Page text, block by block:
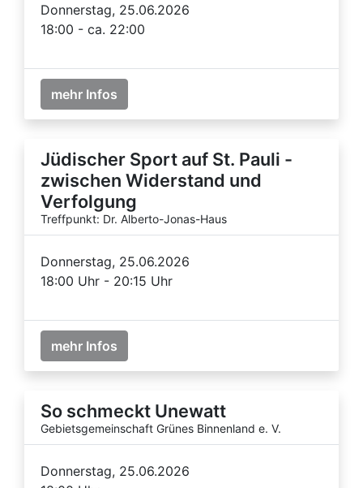
Donnerstag, 25.06.2026
18:00 - ca. 22:00
mehr Infos
Jüdischer Sport auf St. Pauli -
zwischen Widerstand und
Verfolgung
Treffpunkt: Dr. Alberto-Jonas-Haus
Donnerstag, 25.06.2026
18:00 Uhr - 20:15 Uhr
mehr Infos
So schmeckt Unewatt
Gebietsgemeinschaft Grünes Binnenland e. V.
Donnerstag, 25.06.2026